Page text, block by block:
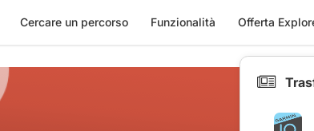
Cercare un percorso Funzionalità Offerta